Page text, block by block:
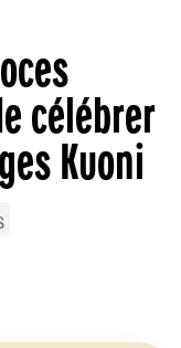
célébrer
Kuoni